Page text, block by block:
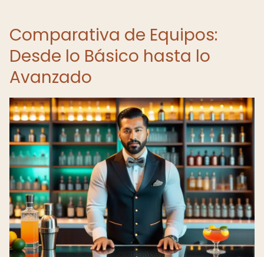
Comparativa de Equipos:
Desde lo Básico hasta lo
Avanzado